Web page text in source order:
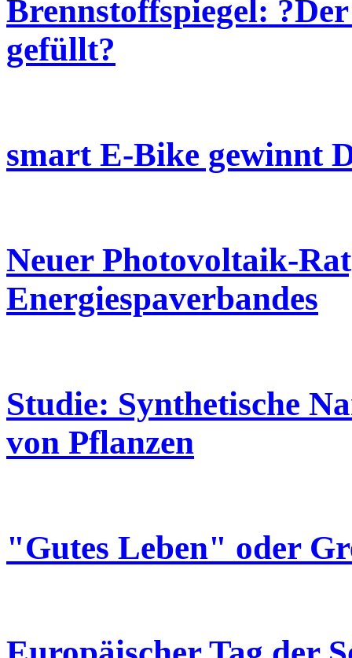
Brennstoffspiegel:
gefüllt?
smart E-Bike gewinnt
Neuer Photovoltaik-
Energiespaverbandes
Studie: Synthetische
von Pflanzen
"Gutes Leben" oder